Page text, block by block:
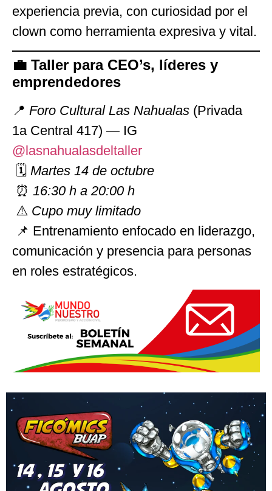
experiencia previa, con curiosidad por el
clown como herramienta expresiva y vital.
💼 Taller para CEO’s, líderes y
emprendedores
📍 Foro Cultural Las Nahualas (Privada
1a Central 417) — IG
@lasnahualasdeltaller
🗓 Martes 14 de octubre
⏰ 16:30 h a 20:00 h
⚠️ Cupo muy limitado
📌 Entrenamiento enfocado en liderazgo,
comunicación y presencia para personas
en roles estratégicos.